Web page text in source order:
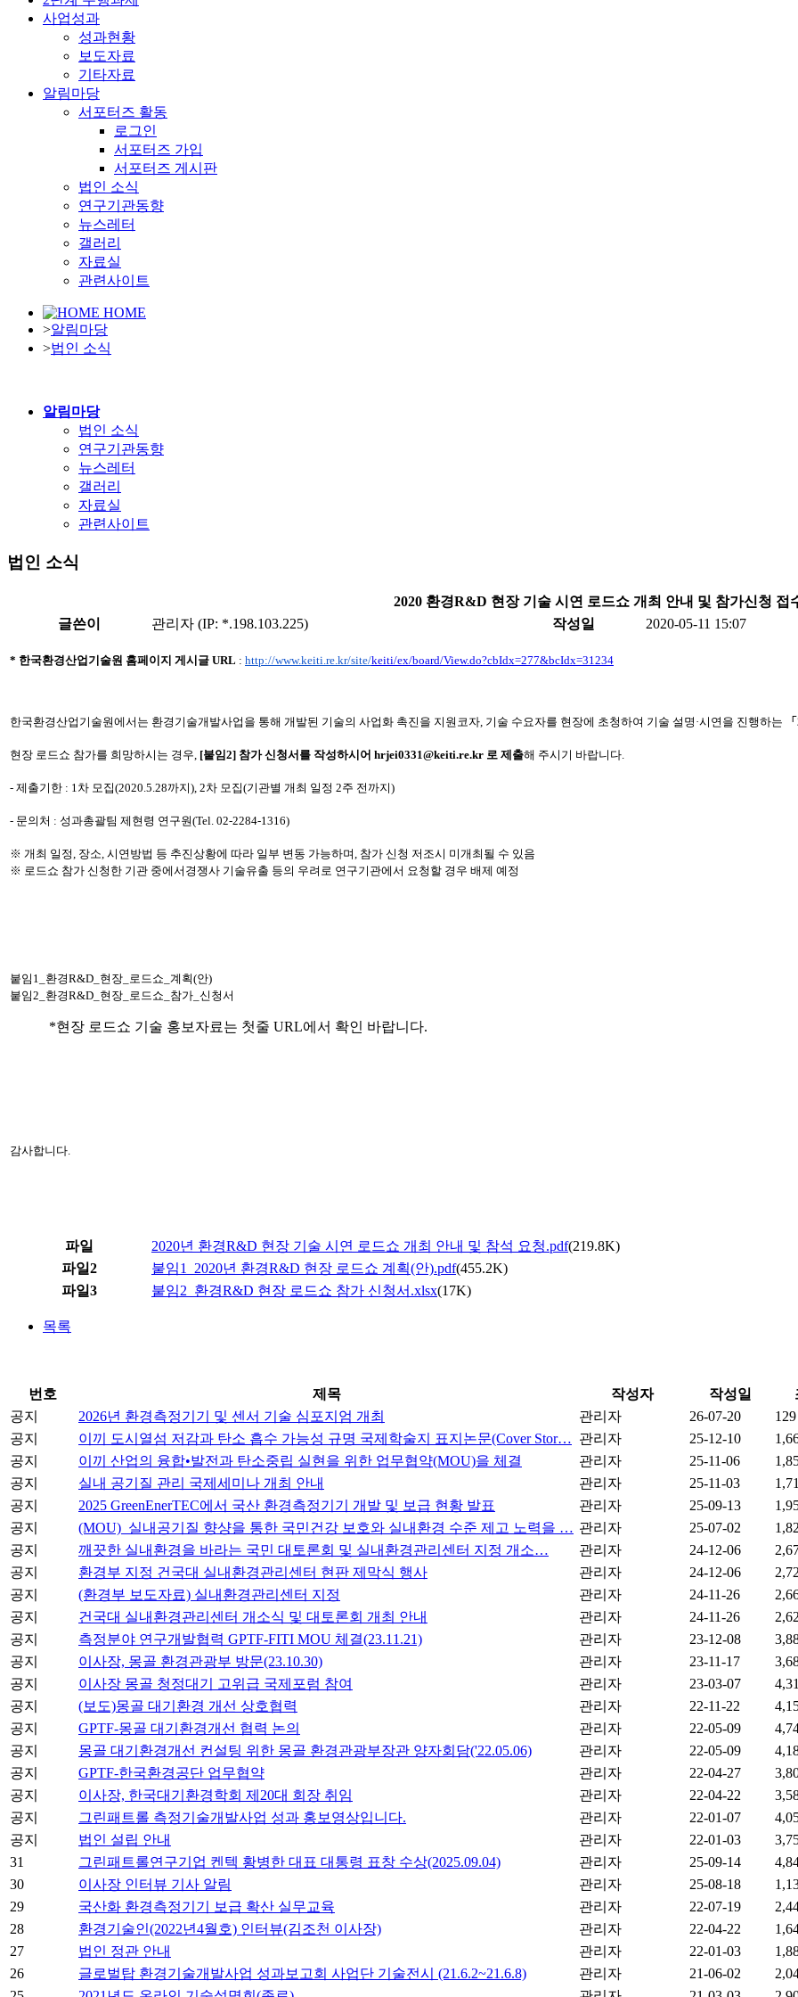
사업성과
성과현황
보도자료
기타자료
알림마당
서포터즈 활동
로그인
서포터즈 가입
서포터즈 게시판
법인 소식
연구기관동향
뉴스레터
갤러리
자료실
관련사이트
HOME
>알림마당
>법인 소식
알림마당
법인 소식
연구기관동향
뉴스레터
갤러리
자료실
관련사이트
법인 소식
2020 환경R&D 현장 기술 시연 로드쇼 개최 안내 및 참가신청 접
글쓴이
관리자 (IP: *.198.103.225) 작성일 2020-05-11 15:07
* 한국환경산업기술원 홈페이지 게시글 URL : http://www.keiti.re.kr/site/keiti/ex/board/View.do?cbIdx=277&bcIdx=31234
한국환경산업기술원에서는 환경기술개발사업을 통해 개발된 기술의 사업화 촉진을 지원코자, 기술 수요자를 현장에 초청하여 기술 설명·시연을 진행하는
현장 로드쇼 참가를 희망하시는 경우, [붙임2] 참가 신청서를 작성하시어 hrjei0331@keiti.re.kr 로 제출해 주시기 바랍니다.
- 제출기한 : 1차 모집(2020.5.28까지), 2차 모집(기관별 개최 일정 2주 전까지)
- 문의처 : 성과총괄팀 제현령 연구원(Tel. 02-2284-1316)
※ 개최 일정, 장소, 시연방법 등 추진상황에 따라 일부 변동 가능하며, 참가 신청 저조시 미개최될 수 있음
※ 로드쇼 참가 신청한 기관 중에서경쟁사 기술유출 등의 우려로 연구기관에서 요청할 경우 배제 예정
붙임1_환경R&D_현장_로드쇼_계획(안)
붙임2_환경R&D_현장_로드쇼_참가_신청서
*현장 로드쇼 기술 홍보자료는 첫줄 URL에서 확인 바랍니다.
감사합니다.
파일 2020년 환경R&D 현장 기술 시연 로드쇼 개최 안내 및 참석 요청.pdf(219.8K)
파일2
붙임1_2020년 환경R&D 현장 로드쇼 계획(안).pdf(455.2K)
파일3
붙임2_환경R&D 현장 로드쇼 참가 신청서.xlsx(17K)
목록
번호 제목 작성자 작성일
공지
2026년 환경측정기기 및 센서 기술 심포지엄 개최 관리자 26-07-20
129
공지
이끼 도시열섬 저감과 탄소 흡수 가능성 규명 국제학술지 표지논문(Cover Stor… 관리자 25-12-10
공지
이끼 산업의 융합•발전과 탄소중립 실현을 위한 업무협약(MOU)을 체결 관리자 25-11-06
공지
실내 공기질 관리 국제세미나 개최 안내 관리자 25-11-03
공지
2025 GreenEnerTEC에서 국산 환경측정기기 개발 및 보급 현황 발표 관리자 25-09-13
공지
(MOU)_실내공기질 향샹을 통한 국민건강 보호와 실내환경 수준 제고 노력을 … 관리자 25-07-02
공지
깨끗한 실내환경을 바라는 국민 대토론회 및 실내환경관리센터 지정 개소… 관리자 24-12-06
공지
환경부 지정 건국대 실내환경관리센터 현판 제막식 행사 관리자 24-12-06
공지
(환경부 보도자료) 실내환경관리센터 지정 관리자 24-11-26
공지
건국대 실내환경관리센터 개소식 및 대토론회 개최 안내 관리자 24-11-26
공지
측정분야 연구개발협력 GPTF-FITI MOU 체결(23.11.21) 관리자 23-12-08
공지
이사장, 몽골 환경관광부 방문(23.10.30) 관리자 23-11-17
공지
이사장 몽골 청정대기 고위급 국제포럼 참여 관리자 23-03-07
공지
(보도)몽골 대기환경 개선 상호협력 관리자 22-11-22
공지
GPTF-몽골 대기환경개선 협력 논의 관리자 22-05-09
공지
몽골 대기환경개선 컨설팅 위한 몽골 환경관광부장관 양자회담('22.05.06) 관리자 22-05-09
공지
GPTF-한국환경공단 업무협약 관리자 22-04-27
공지
이사장, 한국대기환경학회 제20대 회장 취임 관리자 22-04-22
공지
그린패트롤 측정기술개발사업 성과 홍보영상입니다. 관리자 22-01-07
공지
법인 설립 안내 관리자 22-01-03
31
그린패트롤연구기업 켄텍 황병한 대표 대통령 표창 수상(2025.09.04) 관리자 25-09-14
30
이사장 인터뷰 기사 알림 관리자 25-08-18
29
국산화 환경측정기기 보급 확산 실무교육 관리자 22-07-19
28
환경기술인(2022년4월호) 인터뷰(김조천 이사장) 관리자 22-04-22
27
법인 정관 안내 관리자 22-01-03
26
글로벌탑 환경기술개발사업 성과보고회 사업단 기술전시 (21.6.2~21.6.8) 관리자 21-06-02